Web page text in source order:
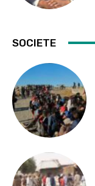
SOCIETE